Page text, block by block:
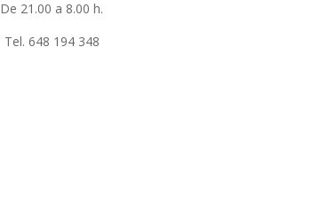
De 21.00 a 8.00 h.
Tel. 648 194 348